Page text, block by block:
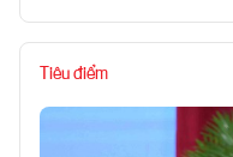
Tiêu điểm